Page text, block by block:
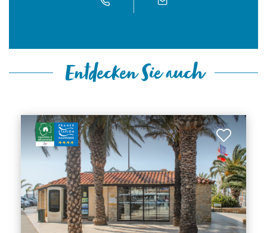
Entdecken Sie auch